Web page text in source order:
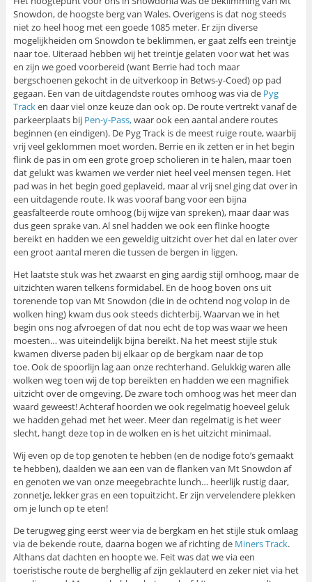
Snowdon, de hoogste berg van Wales. Overigens is dat nog steeds
niet zo heel hoog met een goede 1085 meter. Er zijn diverse
mogelijkheiden om Snowdon te beklimmen, er gaat zelfs een treintje
naar toe. Uiteraad hebben wij het treintje gelaten voor wat het was
en zijn we goed voorbereid (want Berrie had toch maar
bergschoenen gekocht in de uitverkoop in Betws-y-Coed) op pad
gegaan. Een van de uitdagendste routes omhoog was via de Pyg
Tracken daar viel onze keuze dan ook op. De route vertrekt vanaf de
parkeerplaats bij Pen-y-Pass,waar ook een aantal andere routes
beginnen (en eindigen). De Pyg Track is de meest ruige route, waarbij
vrij veel geklommen moet worden. Berrie en ik zetten er in het begin
flink de pas in om een grote groep scholieren in te halen, maar toen
dat gelukt was kwamen we verder niet heel veel mensen tegen. Het
pad was in het begin goed geplaveid, maar al vrij snel ging dat over in
een uitdagende route. Ik was vooraf bang voor een bijna
geasfalteerde route omhoog (bij wijze van spreken), maar daar was
dus geen sprake van. Al snel hadden we ook een flinke hoogte
bereikt en hadden we een geweldig uitzicht over het dal en later over
een groot aantal meren die tussen de bergen in liggen.
Het laatste stuk was het zwaarst en ging aardig stijl omhoog, maar de
uitzichten waren telkens formidabel. En de hoog boven ons uit
torenende top van Mt Snowdon (die in de ochtend nog volop in de
wolken hing) kwam dus ook steeds dichterbij. Waarvan we in het
begin ons nog afvroegen of dat nou echt de top was waar we heen
moesten… was uiteindelijk bijna bereikt. Na het meest stijle stuk
kwamen diverse paden bij elkaar op de bergkam naar de top
toe. Ook de spoorlijn lag aan onze rechterhand. Gelukkig waren alle
wolken weg toen wij de top bereikten en hadden we een magnifiek
uitzicht over de omgeving. De zware toch omhoog was het meer dan
waard geweest! Achteraf hoorden we ook regelmatig hoeveel geluk
we hadden gehad met het weer. Meer dan regelmatig is het weer
slecht, hangt deze top in de wolken en is het uitzicht minimaal.
Wij even op de top genoten te hebben (en de nodige foto’s gemaakt
te hebben), daalden we aan een van de flanken van Mt Snowdon af
en genoten we van onze meegebrachte lunch… heerlijk rustig daar,
zonnetje, lekker gras en een topuitzicht. Er zijn vervelendere plekken
om je lunch op te eten!
De terugweg ging eerst weer via de bergkam en het stijle stuk omlaag
via de bekende route, daarna bogen we af richting de Miners Track.
Althans dat dachten en hoopte we. Feit was dat we via een
toeristische route de berghellig af zijn geklauterd en zeker niet via het